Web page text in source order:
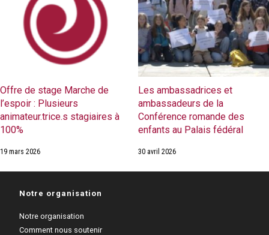
Offre de stage Marche de
l’espoir : Plusieurs
animateur.trice.s stagiaires à
100%
19 mars 2026
Les ambassadrices et
ambassadeurs de la
Conférence romande des
enfants au Palais fédéral
30 avril 2026
Notre organisation
Notre organisation
Comment nous soutenir